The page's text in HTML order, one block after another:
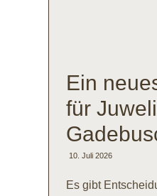
Ein
für
10. Juli 2026
Es gibt